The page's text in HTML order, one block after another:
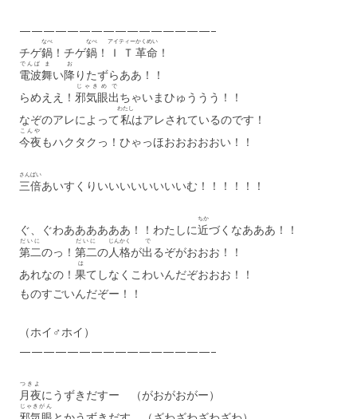
————————————————–
チゲ鍋
なべ
！チゲ鍋
なべ
！ ＩＴ
アイティー
革命
かくめい
！
電波
でんぱ
舞
ま
い降
お
りたずらああ！！
らめええ！ 邪気眼
じゃきめ
出
で
ちゃいまひゅううう！！
なぞのアレによって私
わたし
はアレされているのです！
今夜
こんや
もハクタクっ！ひゃっほおおおおおい！！
三倍
さんばい
あいすくりいいいいいいいいむ！！！！！！
ぐ、ぐわああああああ！！わたしに近
ちか
づくなあああ！！
第二
だいに
のっ！ 第二
だいに
の人格
じんかく
が出
で
るぞがおおお！！
あれなの！ 果
は
てしなくこわいんだぞおおお！！
ものすごいんだぞー！！
（ホイ♂ホイ）
————————————————–
月夜
つきよ
にうずきだすー （がおがおがー）
じゃきがん